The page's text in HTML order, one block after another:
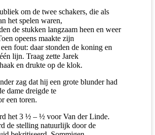
om de twee schakers, die als
het spelen waren,
de stukken langzaam heen en weer
opeens maakte zijn
fout: daar stonden de koning en
lijn. Traag zette Jarek
en drukte op de klok.
zag dat hij een grote blunder had
dame dreigde te
een toren.
het 3 ½ – ½ voor Van der Linde.
de stelling natuurlijk door de